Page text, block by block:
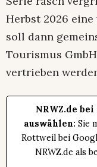
Herbst 2026
soll dann
Tourismus
vertrieben
NRWZ.de
auswählen: Sie
Rottweil bei
NRWZ.de als